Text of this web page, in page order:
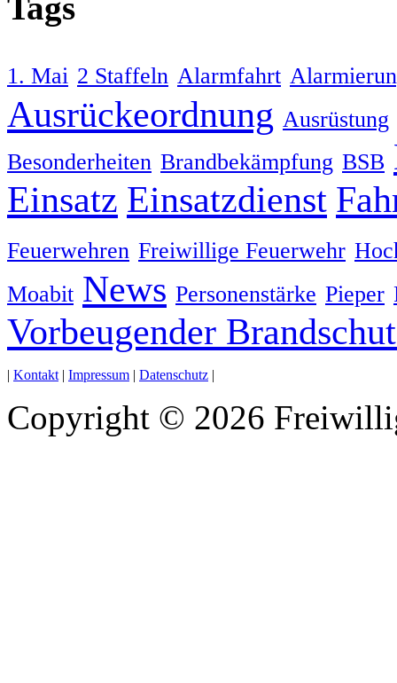
1. Mai 2 Staffeln Alarmfahrt
Ausrückeordnung Ausrüstung
Besonderheiten Brandbekämpfung BSB
Einsatz Einsatzdienst
Feuerwehren Freiwillige Feuerwehr
Moabit News Personenstärke Pieper
Vorbeugender
| Kontakt | Impressum | Datenschutz |
Copyright © 2026